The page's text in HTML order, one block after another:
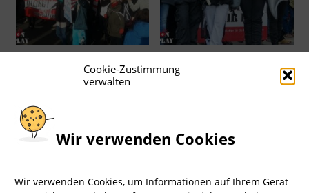
Cookie-Zustimmung
verwalten
Wir verwenden Cookies
Wir verwenden Cookies, um Informationen auf Ihrem Gerät